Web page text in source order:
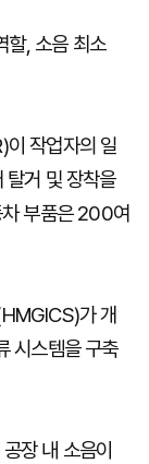
할, 소음 최소
이 작업자의 일
탈거 및 장착을
부품은 200여
가 개
시스템을 구축
장 내 소음이